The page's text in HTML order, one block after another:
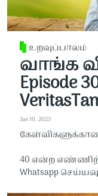
உறவுப்பாலம்
வாங்க
Episode
Jan 10, 2023
கேள்விகளுக்கான
40 என்ற
Whatsapp